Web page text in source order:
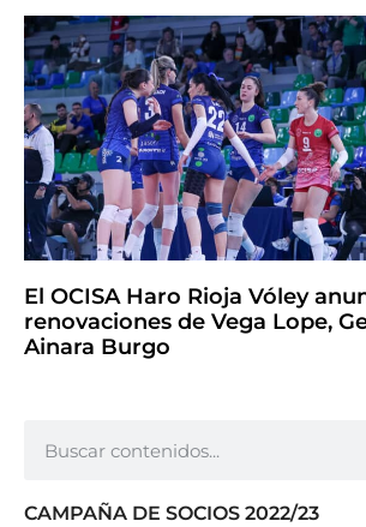
El OCISA Haro Rioja Vóley
renovaciones de Vega Lope,
Ainara Burgo
CAMPAÑA DE SOCIOS 2022/23